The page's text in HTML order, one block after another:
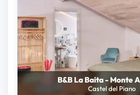
B&B La Baita - Monte
Castel del Piano